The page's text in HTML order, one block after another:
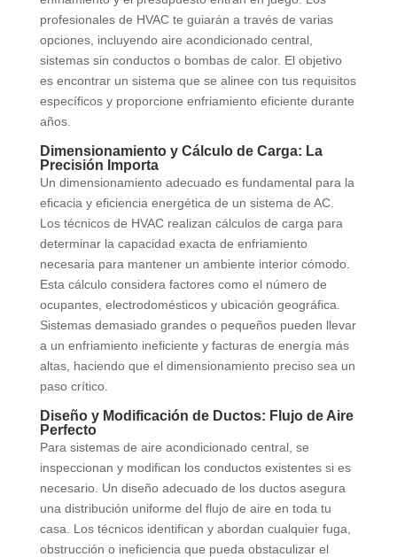
profesionales de HVAC te guiarán a través de varias
opciones, incluyendo aire acondicionado central,
sistemas sin conductos o bombas de calor. El objetivo
es encontrar un sistema que se alinee con tus requisitos
específicos y proporcione enfriamiento eficiente durante
años.
Dimensionamiento y Cálculo de Carga: La
Precisión Importa
Un dimensionamiento adecuado es fundamental para la
eficacia y eficiencia energética de un sistema de AC.
Los técnicos de HVAC realizan cálculos de carga para
determinar la capacidad exacta de enfriamiento
necesaria para mantener un ambiente interior cómodo.
Esta cálculo considera factores como el número de
ocupantes, electrodomésticos y ubicación geográfica.
Sistemas demasiado grandes o pequeños pueden llevar
a un enfriamiento ineficiente y facturas de energía más
altas, haciendo que el dimensionamiento preciso sea un
paso crítico.
Diseño y Modificación de Ductos: Flujo de Aire
Perfecto
Para sistemas de aire acondicionado central, se
inspeccionan y modifican los conductos existentes si es
necesario. Un diseño adecuado de los ductos asegura
una distribución uniforme del flujo de aire en toda tu
casa. Los técnicos identifican y abordan cualquier fuga,
obstrucción o ineficiencia que pueda obstaculizar el